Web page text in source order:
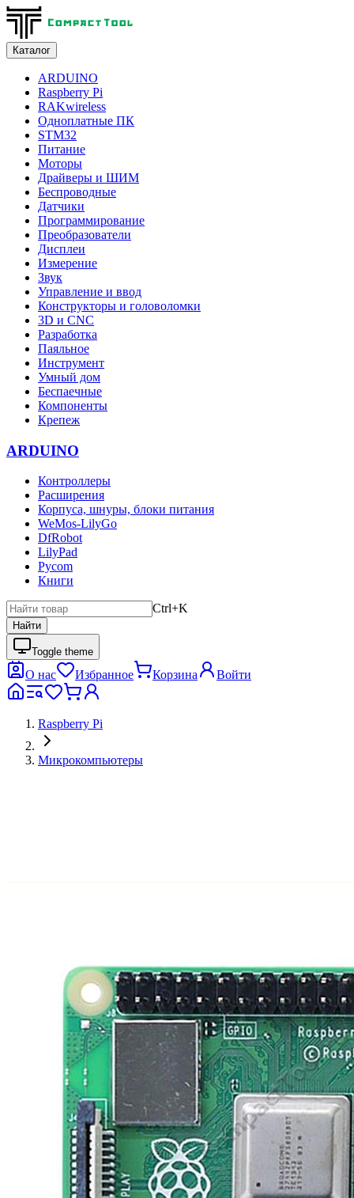
Каталог
ARDUINO
Raspberry Pi
RAKwireless
Одноплатные ПК
STM32
Питание
Моторы
Драйверы и ШИМ
Беспроводные
Датчики
Программирование
Преобразователи
Дисплеи
Измерение
Звук
Управление и ввод
Конструкторы и головоломки
3D и CNC
Разработка
Паяльное
Инструмент
Умный дом
Беспаечные
Компоненты
Крепеж
ARDUINO
Контроллеры
Расширения
Корпуса, шнуры, блоки питания
WeMos-LilyGo
DfRobot
LilyPad
Pycom
Книги
Ctrl+K
Найти
Toggle theme
О нас Избранное Корзина Войти
Raspberry Pi
Микрокомпьютеры